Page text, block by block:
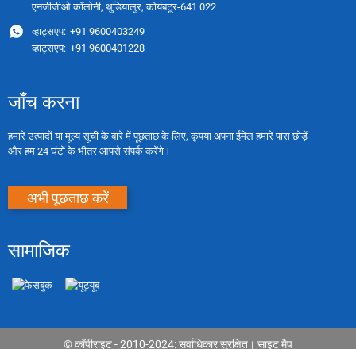
एनजीजीओ कॉलोनी, थुडियालुर, कोयंबटूर-641 022
व्हाट्सएप: +91 9600403249
व्हाट्सएप: +91 9600401228
जाँच करना
हमारे उत्पादों या मूल्य सूची के बारे में पूछताछ के लिए, कृपया अपना ईमेल हमारे पास छोड़ें
और हम 24 घंटों के भीतर आपसे संपर्क करेंगे।
अभी पूछताछ करें
सामाजिक
© कॉपीराइट - 2010-2024: सर्वाधिकार सुरक्षित। साइट मैप